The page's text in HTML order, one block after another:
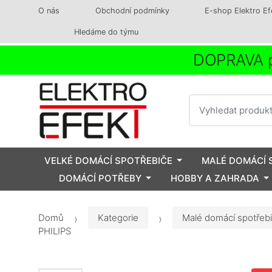
O nás Obchodní podmínky E-shop Elektro
Hledáme do týmu
VELKÉ DOMÁCÍ SPOTŘEBIČE
MALÉ DOMÁCÍ
DOMÁCÍ POTŘEBY
HOBBY A ZAHRADA
Domů Kategorie
Malé domácí
PHILIPS